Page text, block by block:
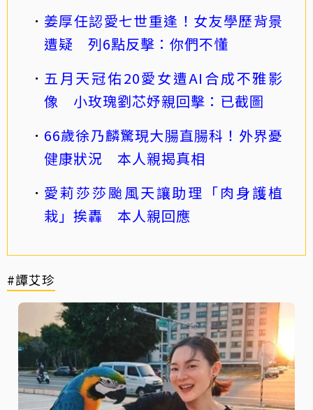
姜厚任認愛七世重逢！女友學歷背景
遭疑 列6點反擊：你們不懂
五月天冠佑20愛女遭AI合成不雅影
像 小玫瑰劉芯妤親回擊：已截圖
66歲徐乃麟驚現大腸直腸科！外界憂
健康狀況 本人親揭真相
愛莉莎莎颱風天讓助理「肉身護植
栽」挨轟 本人親回應
#譚艾珍